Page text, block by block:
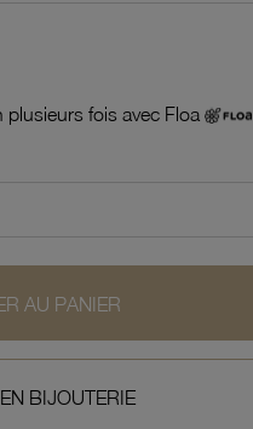
fois avec Floa
AU PANIER
BIJOUTERIE